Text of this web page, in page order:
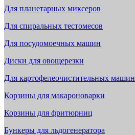
Для планетарных миксеров
Для спиральных тестомесов
Для посудомоечных машин
Диски для овощерезки
Для картофелеочистительных машин
Корзины для макароноварки
Корзины для фритюрниц
Бункеры для льдогенератора